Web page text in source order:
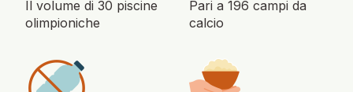
Il volume di 30 piscine
olimpioniche
Pari a 196 campi da
calcio